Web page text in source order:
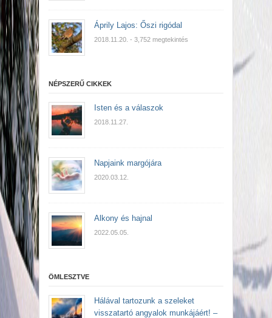
Áprily Lajos: Őszi rigódal
2018.11.20. - 3,752 megtekintés
NÉPSZERŰ CIKKEK
Isten és a válaszok
2018.11.27.
Napjaink margójára
2020.03.12.
Alkony és hajnal
2022.05.05.
ÖMLESZTVE
Hálával tartozunk a szeleket
visszatartó angyalok munkájáért! –